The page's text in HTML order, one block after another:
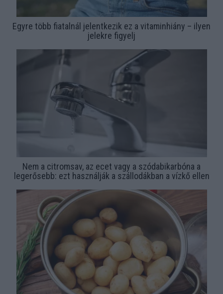
Egyre több fiatalnál jelentkezik ez a vitaminhiány – ilyen
jelekre figyelj
Nem a citromsav, az ecet vagy a szódabikarbóna a
legerősebb: ezt használják a szállodákban a vízkő ellen